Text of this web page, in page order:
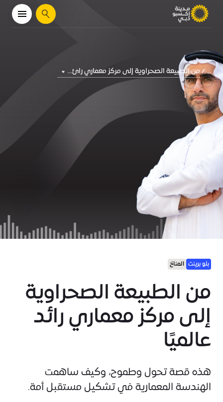
يبحث
... من الطبيعة الصحراوية إلى مركز معماري رائ...
بلو برينت المناخ
من الطبيعة الصحراوية
إلى مركز معماري رائد
عالميًا
هذه قصة تحول وطموح، وكيف ساهمت
الهندسة المعمارية في تشكيل مستقبل أمة.